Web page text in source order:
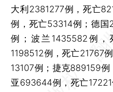
大利2381277例，死亡
例，死亡53314例；德
例；波兰1435582例
1198512例，死亡21767
13107例；捷克889159
亚693644例，死亡